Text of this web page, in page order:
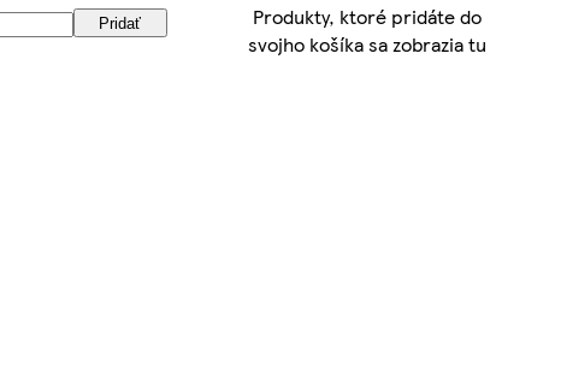
Pridať
Produkty, ktoré pridáte do
svojho košíka sa zobrazia tu